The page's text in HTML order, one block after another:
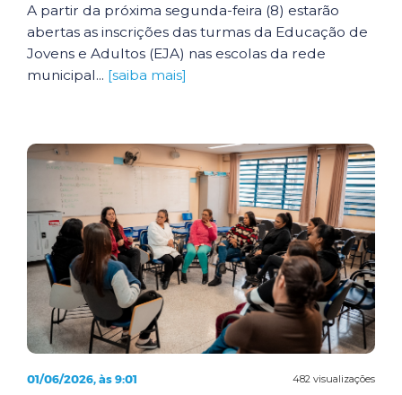
A partir da próxima segunda-feira (8) estarão
abertas as inscrições das turmas da Educação de
Jovens e Adultos (EJA) nas escolas da rede
municipal... [saiba mais]
482 visualizações
01/06/2026, às 9:01